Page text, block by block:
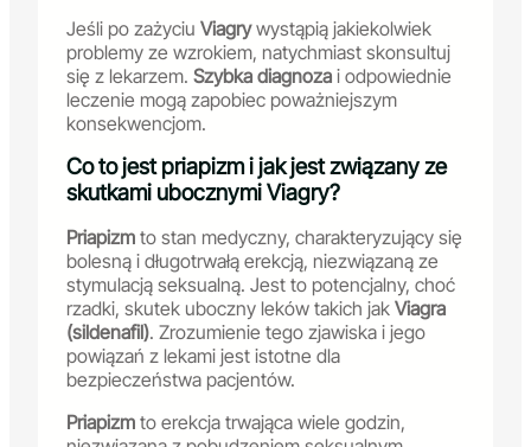
Jeśli po zażyciu Viagrywystąpią jakiekolwiek
problemy ze wzrokiem, natychmiast skonsultuj
się z lekarzem. Szybka diagnoza i odpowiednie
leczenie mogą zapobiec poważniejszym
konsekwencjom.
Co to jest priapizm i jak jest związany ze
skutkami ubocznymi Viagry?
Priapizm to stan medyczny, charakteryzujący się
bolesną i długotrwałą erekcją, niezwiązaną ze
stymulacją seksualną. Jest to potencjalny, choć
rzadki, skutek uboczny leków takich jak Viagra
(sildenafil). Zrozumienie tego zjawiska i jego
powiązań z lekami jest istotne dla
bezpieczeństwa pacjentów.
Priapizm to erekcja trwająca wiele godzin,